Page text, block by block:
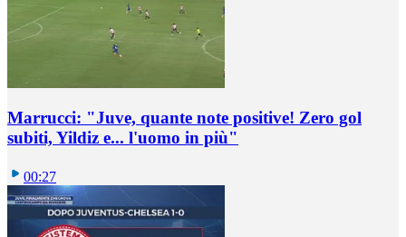
Marrucci: "Juve, quante note positive! Zero gol
subiti, Yildiz e... l'uomo in più"
00:27